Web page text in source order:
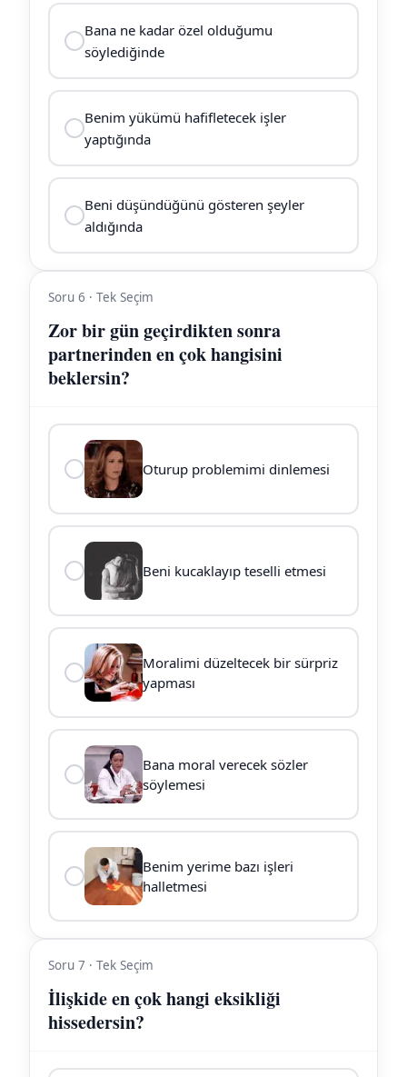
Bana ne kadar özel olduğumu
söylediğinde
Benim yükümü hafifletecek işler
yaptığında
Beni düşündüğünü gösteren şeyler
aldığında
Soru 6 · Tek Seçim
Zor bir gün geçirdikten sonra
partnerinden en çok hangisini
beklersin?
Oturup problemimi dinlemesi
Beni kucaklayıp teselli etmesi
Moralimi düzeltecek bir sürpriz
yapması
Bana moral verecek sözler
söylemesi
Benim yerime bazı işleri
halletmesi
Soru 7 · Tek Seçim
İlişkide en çok hangi eksikliği
hissedersin?